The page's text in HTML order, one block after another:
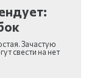
Зачастую
свести на нет